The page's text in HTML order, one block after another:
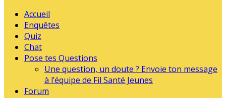
Accueil
Enquêtes
Quiz
Chat
Pose tes Questions
Une question, un doute ? Envoie ton message
à l’équipe de Fil Santé Jeunes
Forum